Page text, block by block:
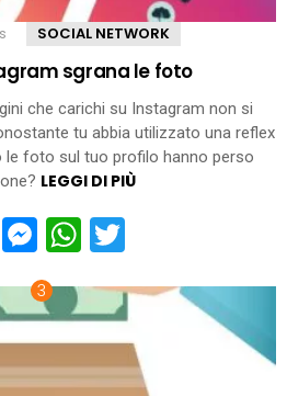
SOCIAL NETWORK
sgrana le foto
che carichi su Instagram non si
tu abbia utilizzato una reflex
le foto sul tuo profilo hanno perso
LEGGI DI PIÙ
Facebook
Messenger
WhatsApp